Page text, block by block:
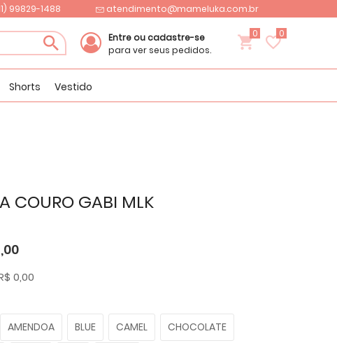
99829-1488 atendimento@mameluka.com.br
Entre ou cadastre-se
para ver seus pedidos.
0
Shorts Vestido
COMPRE NO SITE E RETIRE COM PRATICIDADE
Em nossa loja em São Paulo
COURO GABI MLK
0,00
AMENDOA BLUE CAMEL CHOCOLATE